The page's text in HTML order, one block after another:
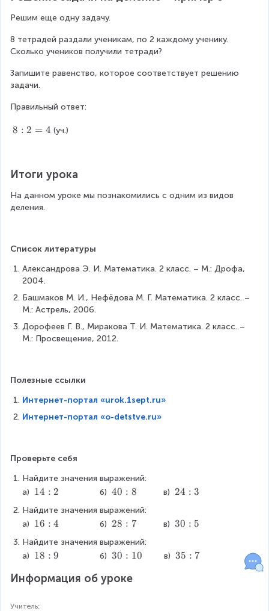
Решим еще одну задачу.
8 тетрадей раздали ученикам, по 2 каждому ученику.
Сколько учеников получили тетради?
Запишите равенство, которое соответствует решению
задачи.
Правильный ответ:
8
4
8 : 2 = 4 (уч.)
Итоги урока
На данном уроке мы познакомились с одним из видов
деления.
Список литературы
Александрова Э. И. Математика. 2 класс. – М.: Дрофа,
2004.
Башмаков М. И., Нефёдова М. Г. Математика. 2 класс. –
М.: Астрель, 2006.
Дорофеев Г. В., Миракова Т. И. Математика. 2 класс. –
М.: Просвещение, 2012.
Полезные ссылки
Интернет-портал «urok.1sept.ru»
Интернет-портал «o-detstve.ru»
Проверьте себя
Найдите значения выражений:
а) 1
:
2
14 : 2 б) 4
:
8
40 : 8 в) 2
3
24 : 3
Найдите значения выражений:
а) 1
:
4
16 : 4 б) 2
:
7
28 : 7 в) 3
5
30 : 5
Найдите значения выражений:
а) 1
:
18 : 9 б) 3
:
30 : 10 в) 3
35 : 7
Информация об уроке
Учитель: